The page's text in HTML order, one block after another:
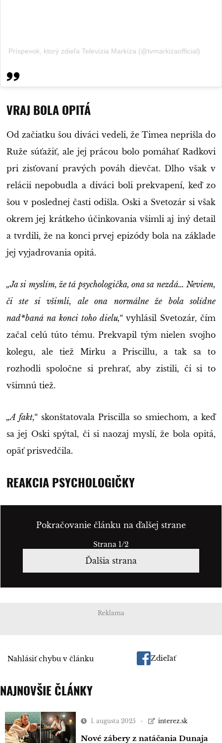
Príspevok, ktorý zdieľa Televízia Markíza (@tvmarkizaofficial)
VRAJ BOLA OPITÁ
Od začiatku šou diváci vedeli, že Timea neprišla do
Ruže súťažiť, ale jej prácou bolo pomáhať Radkovi
pri zisťovaní pravých pováh dievčat. Dlho však v
relácii nepobudla a diváci boli prekvapení, keď zo
šou v poslednej časti odišla. Oski a Svetozár si však
okrem jej krátkeho účinkovania všimli aj iný detail
a tvrdili, že na konci prvej epizódy bola na základe
jej vyjadrovania opitá.
„Ja si myslím, že tá psychologička, ona sa nezdá… Neviem,
či ste si všimli, ale ona normálne že bola solídne
nad*baná na konci toho dielu,“vyhlásil Svetozár, čím
začal celú túto tému. Prekvapil tým nielen svojho
kolegu, ale tiež Mirku a Priscillu, a tak sa to
rozhodli spoločne si prehrať, aby zistili, či si to
všimnú tiež.
„A fakt,“skonštatovala Priscilla so smiechom, a keď
sa jej Oski spýtal, či si naozaj myslí, že bola opitá,
opäť prisvedčila.
REAKCIA PSYCHOLOGIČKY
Pokračovanie článku na ďalšej strane
Strana 1/2
Ďalšia strana
Reklama
Nahlásiť chybu v článku Zdieľať
NAJNOVŠIE ČLÁNKY
1. augusta 2025 interez.sk
Nové zábery z natáčania Dunaja